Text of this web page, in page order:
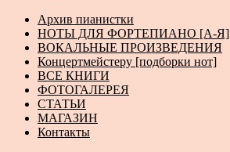
Архив пианистки
НОТЫ ДЛЯ ФОРТЕПИАНО [А-Я]
ВОКАЛЬНЫЕ ПРОИЗВЕДЕНИЯ
Концертмейстеру [подборки нот]
ВСЕ КНИГИ
ФОТОГАЛЕРЕЯ
СТАТЬИ
МАГАЗИН
Контакты